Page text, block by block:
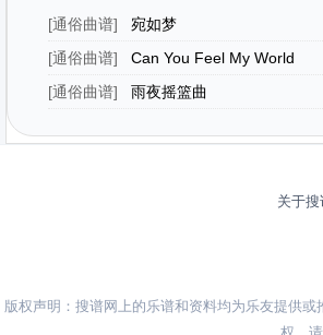
[通俗曲谱] 宛如梦
[通俗曲谱] Can You Feel My World
[通俗曲谱] 雨夜摇篮曲
关于搜
版权声明：搜谱网上的乐谱和资料均为乐友提供